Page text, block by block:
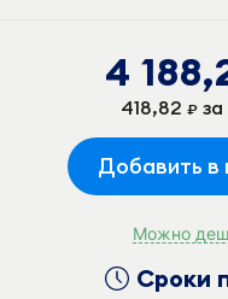
4
418,82 руб.
Добавить в
Можно
Сроки